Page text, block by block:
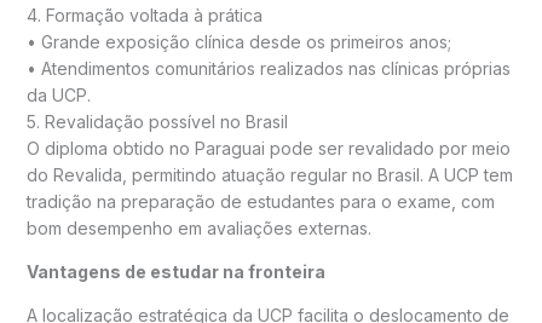
4. Formação voltada à prática
• Grande exposição clínica desde os primeiros anos;
• Atendimentos comunitários realizados nas clínicas próprias
da UCP.
5. Revalidação possível no Brasil
O diploma obtido no Paraguai pode ser revalidado por meio
do Revalida, permitindo atuação regular no Brasil. A UCP tem
tradição na preparação de estudantes para o exame, com
bom desempenho em avaliações externas.
Vantagens de estudar na fronteira
A localização estratégica da UCP facilita o deslocamento de